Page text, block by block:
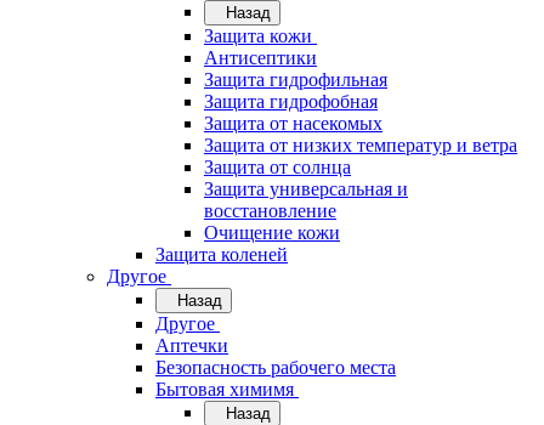
Назад
Защита кожи
Антисептики
Защита гидрофильная
Защита гидрофобная
Защита от насекомых
Защита от низких температур и ветра
Защита от солнца
Защита универсальная и
восстановление
Очищение кожи
Защита коленей
Другое
Назад
Другое
Аптечки
Безопасность рабочего места
Бытовая химимя
Назад